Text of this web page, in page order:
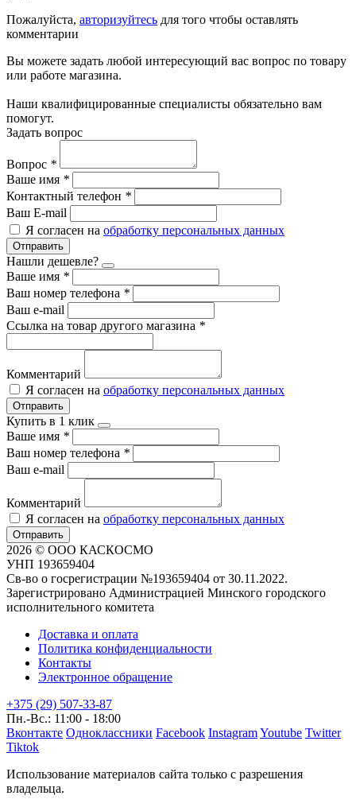
Пожалуйста, авторизуйтесь для того чтобы оставлять
комментарии
Вы можете задать любой интересующий вас вопрос по товару
или работе магазина.
Наши квалифицированные специалисты обязательно вам
помогут.
Задать вопрос
Вопрос *
Ваше имя *
Контактный телефон *
Ваш E-mail
Я согласен на обработку персональных данных
Отправить
Нашли дешевле?
Ваше имя *
Ваш номер телефона *
Ваш e-mail
Ссылка на товар другого магазина *
Комментарий
Я согласен на обработку персональных данных
Отправить
Купить в 1 клик
Ваше имя *
Ваш номер телефона *
Ваш e-mail
Комментарий
Я согласен на обработку персональных данных
Отправить
2026 © ООО КАСКОСМО
УНП 193659404
Св-во о госрегистрации №193659404 от 30.11.2022.
Зарегистрировано Администрацией Минского городского
исполнительного комитета
Доставка и оплата
Политика конфиденциальности
Контакты
Электронное обращение
+375 (29) 507-33-87
Пн.-Вс.: 11:00 - 18:00
Вконтакте Одноклассники Facebook InstagramYoutube Twitter
Tiktok
Использование материалов сайта только с разрешения
владельца.